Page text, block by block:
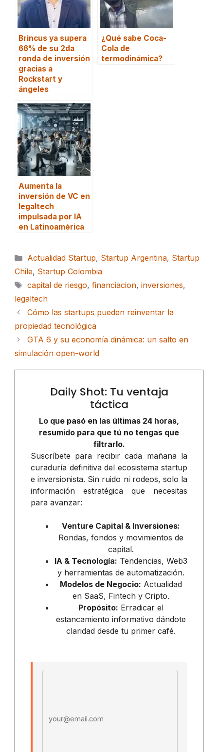
Brincus ya supera
66% de su 2da
ronda de inversión
gracias a
Rockstart y
ángeles
¿Qué sabe Coca-
Cola de
termodinámica?
Aumenta la
inversión de VC en
legaltech
impulsada por IA
en Latinoamérica
Categorías
Actualidad Startup, Startup Argentina, Startup
Chile, Startup Colombia
Etiquetas
capital de riesgo, financiacion, inversiones,
legaltech
Cómo las startups pueden reinventar la
propiedad tecnológica
GTA 6 y su economía dinámica: un salto en
simulación open-world
Daily Shot: Tu ventaja
táctica
Lo que pasó en las últimas 24 horas,
resumido para que tú no tengas que
filtrarlo.
Suscríbete para recibir cada mañana la
curaduría definitiva del ecosistema startup
e inversionista. Sin ruido ni rodeos, solo la
información estratégica que necesitas
para avanzar:
Venture Capital & Inversiones:
Rondas, fondos y movimientos de
capital.
IA & Tecnología: Tendencias, Web3
y herramientas de automatización.
Modelos de Negocio: Actualidad
en SaaS, Fintech y Cripto.
Propósito: Erradicar el
estancamiento informativo dándote
claridad desde tu primer café.